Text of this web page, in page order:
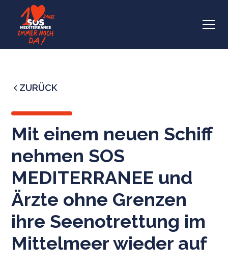
ZURÜCK
Mit einem neuen Schiff
nehmen SOS
MEDITERRANEE und
Ärzte ohne Grenzen
ihre Seenotrettung im
Mittelmeer wieder auf